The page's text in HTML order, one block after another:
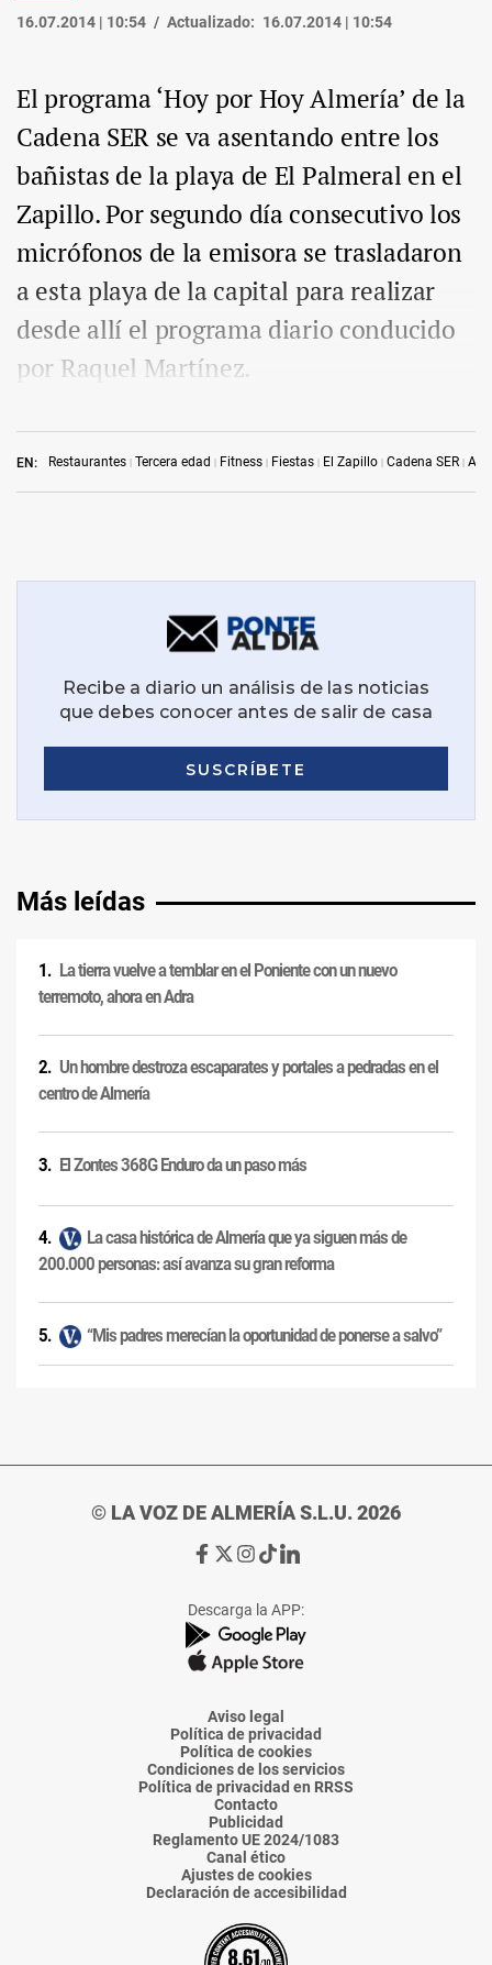
16.07.2014 | 10:54 Actualizado: 16.07.2014 | 10:54
EN: Restaurantes Tercera edad Fitness Fiestas El Zapillo Cadena SER
El programa ‘Hoy por Hoy Almería’ de la
Cadena SER se va asentando entre los
bañistas de la playa de El Palmeral en el
Zapillo. Por segundo día consecutivo los
micrófonos de la emisora se trasladaron
a esta playa de la capital para realizar
desde allí el programa diario conducido
por Raquel Martínez.
Más leídas
La tierra vuelve a temblar en el Poniente con un nuevo
terremoto, ahora en Adra
Un hombre destroza escaparates y portales a pedradas en el
centro de Almería
El Zontes 368G Enduro da un paso más
La casa histórica de Almería que ya siguen más de
200.000 personas: así avanza su gran reforma
“Mis padres merecían la oportunidad de ponerse a salvo”
© LA VOZ DE ALMERÍA S.L.U. 2026
Ir
de
La
Voz
Almería
Ir
de
La
Voz
Almería
Ir
de
La
Voz
Almería
Ir
de
La
Voz
Almería
Ir
de
La
Voz
Descarga la APP:
Aviso legal
Política de privacidad
Política de cookies
Condiciones de los servicios
Política de privacidad en RRSS
Contacto
Publicidad
Reglamento UE 2024/1083
Canal ético
Ajustes de cookies
Declaración de accesibilidad